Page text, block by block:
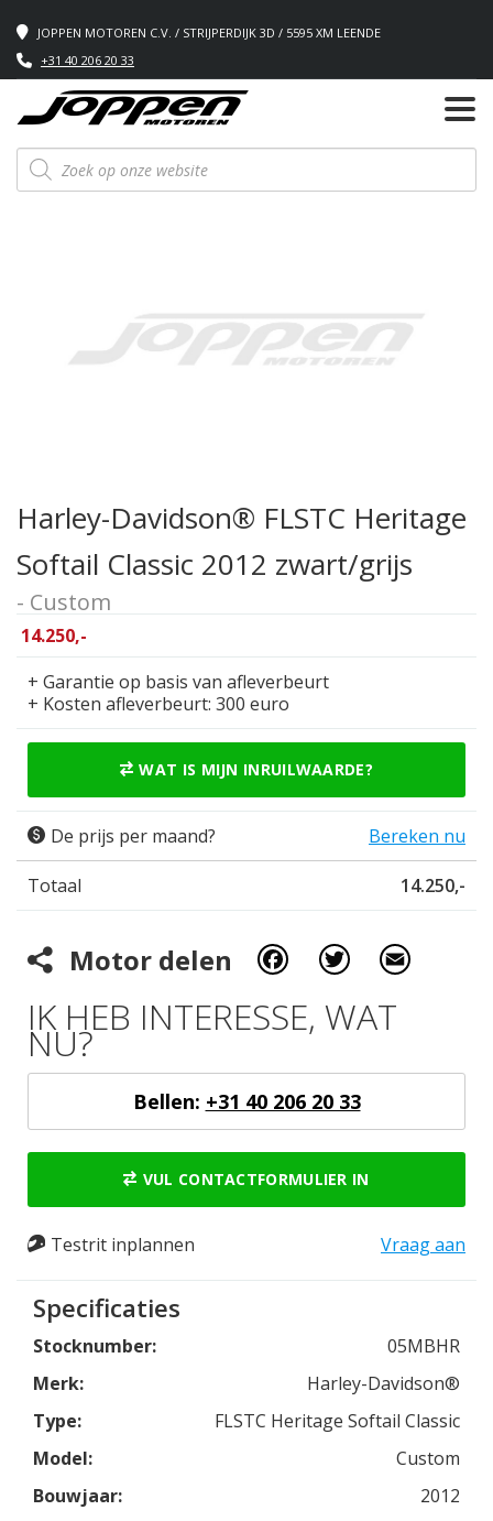
JOPPEN MOTOREN C.V. / STRIJPERDIJK 3D / 5595 XM LEENDE
+31 40 206 20 33
Producten
zoeken
Harley-Davidson® FLSTC Heritage
Softail Classic 2012 zwart/grijs
- Custom
14.250,-
+ Garantie op basis van afleverbeurt
+ Kosten afleverbeurt: 300 euro
WAT IS MIJN INRUILWAARDE?
De prijs per maand? Bereken nu
Totaal 14.250,-
Motor delen Facebook Twitter
IK HEB INTERESSE, WAT
NU?
Bellen: +31 40 206 20 33
VUL CONTACTFORMULIER IN
Testrit inplannen Vraag aan
Specificaties
Stocknumber:
05MBHR
Merk:
Harley-Davidson®
Type:
FLSTC Heritage Softail Classic
Model:
Custom
Bouwjaar:
2012